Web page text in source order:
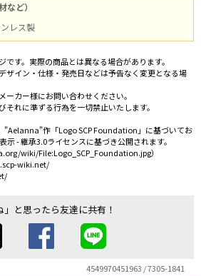
など）
レス製
す。実際の商品とは異なる場合があります。
ザイン・仕様・発売日などは予告なく変更となる場
カー様にお問い合わせください。
れに準ずる行為を一切禁止いたします。
"Aelanna"作「Logo SCP Foundation」に基づいてお
示 - 継承3.0ライセンスに基づき公開されます。
wiki/File:Logo_SCP_Foundation.jpg）
wiki.net/
」と思ったら友達に共有！
4549970451963 / 7305-1841